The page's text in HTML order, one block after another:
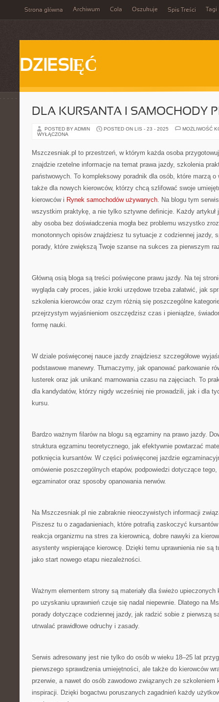
Strona główna Archiwum Cola Oszukuje Spis Treści Tagi
DZIESIĘĆ
DLA KURSANTA I SAMOCHODY
POSTED BY ADMIN POSTED ON LIS - 23 - 2025
MOŻLIWOŚĆ
WYŁĄCZONA
Mszczesniak.pl to przestrzeń, w którym każda osoba
znajdzie rzetelne informacje na temat prawa jazdy, szkolenia
państwowych. To kompleksowy poradnik dla osób, które marzą o
także dla nowych kierowców, którzy chcą szlifować swoje
kierowców i Rynek samochodów używanych. Na blogu tym
wszystkim praktykę, a nie tylko sztywne definicje. Każdy artykuł
aby osoba bez doświadczenia mogła bez problemu wszystko
monotonnych opisów znajdziesz tu sytuacje z codziennej jazdy,
porady, które zwiększą Twoje szanse na sukces za pierwszym
Główną osią bloga są treści poświęcone prawu jazdy. Na tej
wygląda cały proces, jakie kroki urzędowe trzeba załatwić, jak
szkolenia kierowców oraz czym różnią się poszczególne
przejrzystym wyjaśnieniom oszczędzisz czas i pieniądze,
formę nauki.
W dziale poświęconej nauce jazdy znajdziesz szczegółowe
podstawowe manewry. Tłumaczymy, jak opanować parkowanie
lusterek oraz jak unikanć marnowania czasu na zajęciach. To
dla kandydatów, którzy nigdy wcześniej nie prowadzili, jak i dla
kursu.
Bardzo ważnym filarów na blogu są egzaminy na prawo jazdy.
struktura egzaminu teoretycznego, jak efektywnie powtarzać
potknięcia kursantów. W części poświęconej jazdzie
omówienie poszczególnych etapów, podpowiedzi dotyczące tego,
egzaminator oraz sposoby opanowania nerwów.
Na Mszczesniak.pl nie zabraknie nieoczywistych informacji
Piszesz tu o zagadanieniach, które potrafią zaskoczyć
reakcja organizmu na stres za kierownicą, dobre nawyki za
asystenty wspierające kierowcę. Dzięki temu uprawnienia nie są
jako start nowego etapu niezależności.
Ważnym elementem strony są materiały dla świeżo upieczonych
po uzyskaniu uprawnień czuje się nadal niepewnie. Dlatego na
porady dotyczące codziennej jazdy, jak radzić sobie z pierwszą
utrwalać prawidłowe odruchy i zasady.
Serwis adresowany jest nie tylko do osób w wieku 18–25 lat
pierwszego sprawdzenia umiejętności, ale także do kierowców
przerwie, a nawet do osób zawodowo związanych ze szkoleniem
inspiracji. Dzięki bogactwu poruszanych zagadnień każdy